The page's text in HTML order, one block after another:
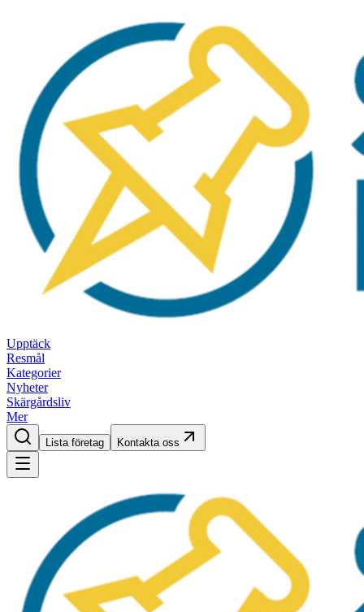
Upptäck
Resmål
Kategorier
Nyheter
Skärgårdsliv
Mer
Lista företag Kontakta oss